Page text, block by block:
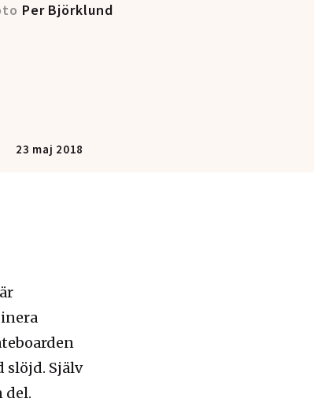
Per Björklund
23 maj 2018
Själv
del.